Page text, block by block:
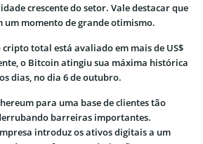
crescente do setor. Vale destacar que
um momento de grande otimismo.
total está avaliado em mais de US$
o Bitcoin atingiu sua máxima histórica
dias, no dia 6 de outubro.
para uma base de clientes tão
barreiras importantes.
introduz os ativos digitais a um